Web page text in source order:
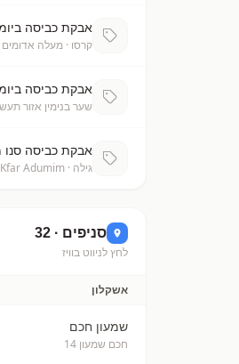
אבקת כביסה ביומט 5 ק"ג ב-
קרסו · מעלה אדומים
אבקת כביסה ביומט 8 ק"ג
שער בנימין אזור
אבקת כביסה סנו מקסימה
גילה · Kfar Adumim
סניפים · 32
לחץ לניווט בוויז
אשקלון
שמעון חכם
חכם שמעון 14